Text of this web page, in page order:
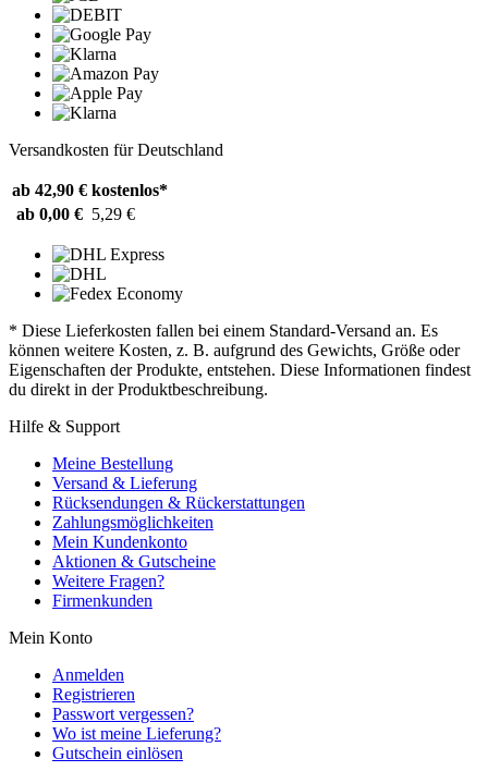
Versandkosten für Deutschland
ab 42,90 € kostenlos*
ab 0,00 € 5,29 €
* Diese Lieferkosten fallen bei einem Standard-Versand an. Es
können weitere Kosten, z. B. aufgrund des Gewichts, Größe oder
Eigenschaften der Produkte, entstehen. Diese Informationen findest
du direkt in der Produktbeschreibung.
Hilfe & Support
Meine Bestellung
Versand & Lieferung
Rücksendungen & Rückerstattungen
Zahlungsmöglichkeiten
Mein Kundenkonto
Aktionen & Gutscheine
Weitere Fragen?
Firmenkunden
Mein Konto
Anmelden
Registrieren
Passwort vergessen?
Wo ist meine Lieferung?
Gutschein einlösen